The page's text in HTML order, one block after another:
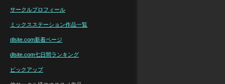
サークルプロフィール
ミックスステーション作品一覧
dlsite.com新着ページ
dlsite.com七日間ランキング
ピックアップ